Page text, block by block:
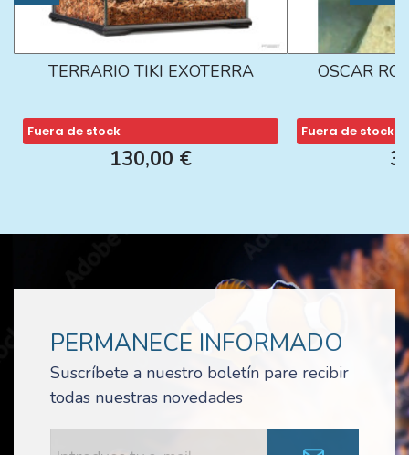
TERRARIO TIKI EXOTERRA
Fuera de stock
130,00 €
OSCAR
Fuera de stock
PERMANECE INFORMADO
Suscríbete a nuestro boletín pare recibir
todas nuestras novedades